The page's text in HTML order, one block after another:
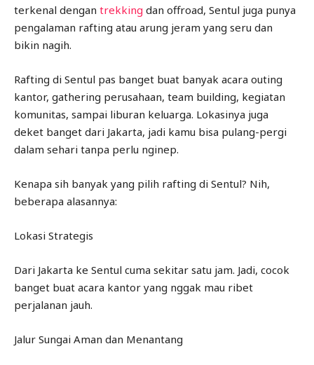
terkenal dengan trekking dan offroad, Sentul juga punya
pengalaman rafting atau arung jeram yang seru dan
bikin nagih.
Rafting di Sentul pas banget buat banyak acara outing
kantor, gathering perusahaan, team building, kegiatan
komunitas, sampai liburan keluarga. Lokasinya juga
deket banget dari Jakarta, jadi kamu bisa pulang-pergi
dalam sehari tanpa perlu nginep.
Kenapa sih banyak yang pilih rafting di Sentul? Nih,
beberapa alasannya:
Lokasi Strategis
Dari Jakarta ke Sentul cuma sekitar satu jam. Jadi, cocok
banget buat acara kantor yang nggak mau ribet
perjalanan jauh.
Jalur Sungai Aman dan Menantang